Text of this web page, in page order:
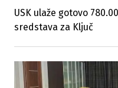
USK ulaže gotovo
sredstava za Ključ